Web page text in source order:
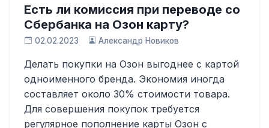
Есть ли комиссия при переводе со
Сбербанка на Озон карту?
02.02.2023 Александр Новиков
Делать покупки на Озон выгоднее с картой
одноименного бренда. Экономия иногда
составляет около 30% стоимости товара.
Для совершения покупок требуется
регулярное пополнение карты Озон с